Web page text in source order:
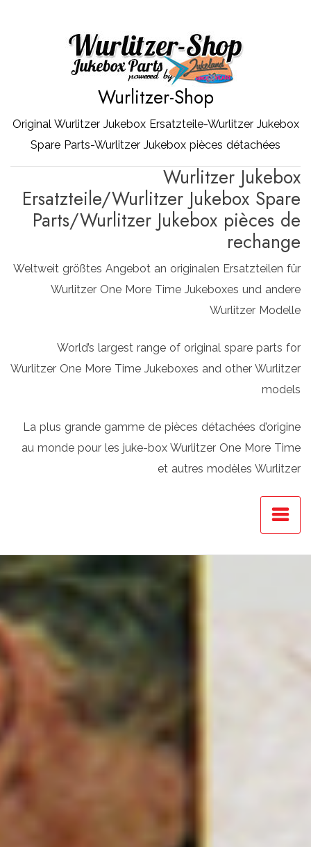
Wurlitzer-Shop
Original Wurlitzer Jukebox Ersatzteile-Wurlitzer Jukebox
Spare Parts-Wurlitzer Jukebox pièces détachées
Wurlitzer Jukebox
Ersatzteile/Wurlitzer Jukebox Spare
Parts/Wurlitzer Jukebox pièces de
rechange
Weltweit größtes Angebot an originalen Ersatzteilen für
Wurlitzer One More Time Jukeboxes und andere
Wurlitzer Modelle
World’s largest range of original spare parts for
Wurlitzer One More Time Jukeboxes and other Wurlitzer
models
La plus grande gamme de pièces détachées d’origine
au monde pour les juke-box Wurlitzer One More Time
et autres modèles Wurlitzer